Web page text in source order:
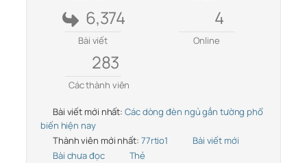
6,374
Bài viết
4
Online
283
Các thành viên
Bài viết mới nhất: Các dòng đèn ngủ gắn tường phổ
biến hiện nay
Thành viên mới nhất: 77rtio1
Bài viết mới
Bài chưa đọc
Thẻ